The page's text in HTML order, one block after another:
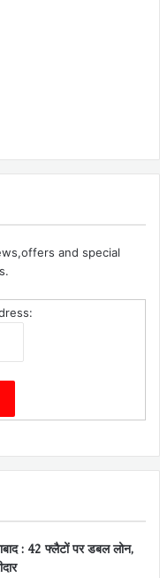
and special
: 42 फ्लैटों पर डबल लोन,